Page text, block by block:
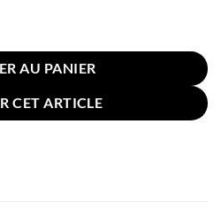
Vert Matcha 65x65cm
AU PANIER
CET ARTICLE